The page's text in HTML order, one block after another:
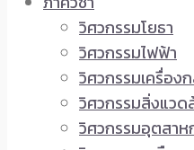
วิศวกรรมโยธา
วิศวกรรมไฟฟ้า
วิศวกรรมเครื่อง
วิศวกรรมสิ่งแวด
วิศวกรรมอุตสาห